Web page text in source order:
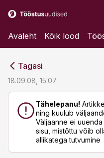
Avaleht Kõik lood
Tagasi
18.09.08, 15:07
Tähelepanu!
ning kuulub
Väljaanne ei
sisu, mistõttu võib
allikatega tutvumine